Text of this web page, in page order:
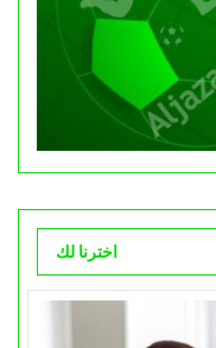
اخترنا لك